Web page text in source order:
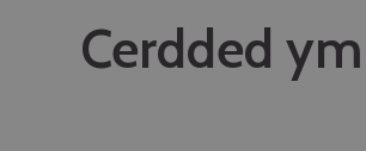
Cerdded